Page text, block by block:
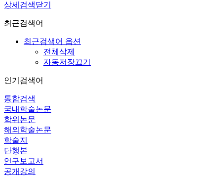
상세검색닫기
최근검색어
최근검색어 옵션
전체삭제
자동저장끄기
인기검색어
통합검색
국내학술논문
학위논문
해외학술논문
학술지
단행본
연구보고서
공개강의